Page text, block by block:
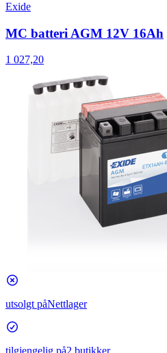
Exide
MC batteri AGM 12V 16Ah
1 027,20
utsolgt påNettlager